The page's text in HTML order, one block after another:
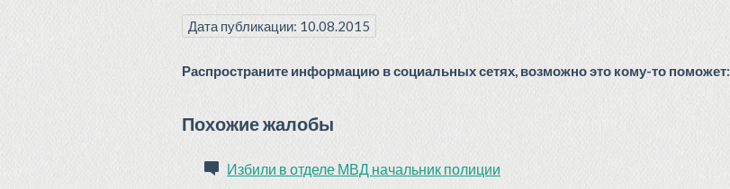
Дата публикации: 10.08.2015
Распространите информацию в социальных сетях, возможно это кому-то поможет:
Похожие жалобы
Избили в отделе МВД начальник полиции